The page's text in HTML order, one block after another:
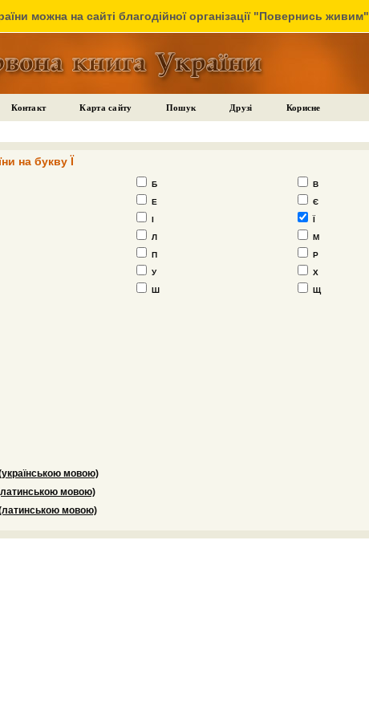
можна на сайті благодійної організації "Повернись живим"
Контакт Карта сайту Пошук Друзі Корисне
на букву Ї
Б
В
Е
Є
І
Ї
Л
М
П
Р
У
Х
Ш
Щ
мовою)
(латинською мовою)
(латинською мовою)